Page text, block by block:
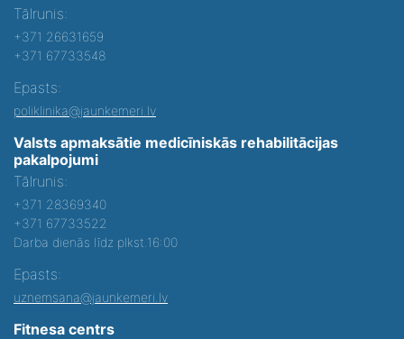
Tālrunis:
+371 26631659
+371 67733548
Epasts:
poliklinika@jaunkemeri.lv
Valsts apmaksātie medicīniskās rehabilitācijas
pakalpojumi
Tālrunis:
+371 28369340
+371 67733522
Darba dienās līdz plkst.16:00
Epasts:
uznemsana@jaunkemeri.lv
Fitnesa centrs